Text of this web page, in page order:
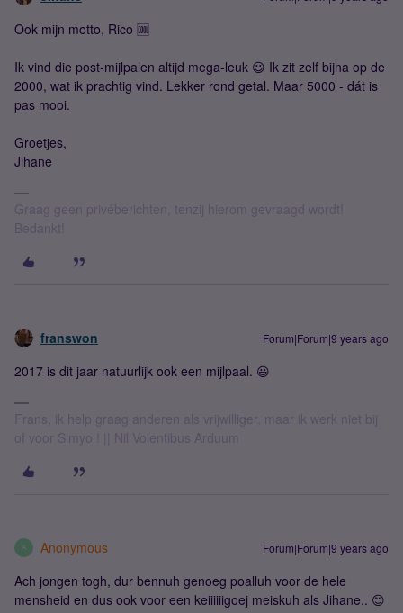
Ook mijn motto, Rico 🆒
Ik vind die post-mijlpalen altijd mega-leuk 😃 Ik zit zelf bijna op de
2000, wat ik prachtig vind. Lekker rond getal. Maar 5000 - dát is
pas mooi.
Groetjes,
Jihane
Graag geen privéberichten, tenzij hierom gevraagd wordt!
Bedankt!
franswon Forum|Forum|9 years ago
2017 is dit jaar natuurlijk ook een mijlpaal. 😃
Frans, ik help graag anderen als vrijwilliger, maar ik werk niet bij
of voor Simyo ! || Nil Volentibus Arduum
A Anonymous Forum|Forum|9 years ago
Ach jongen togh, dur bennuh genoeg poalluh voor de hele
mensheid en dus ook voor een keiiiiiigoej meiskuh als Jihane.. 😊